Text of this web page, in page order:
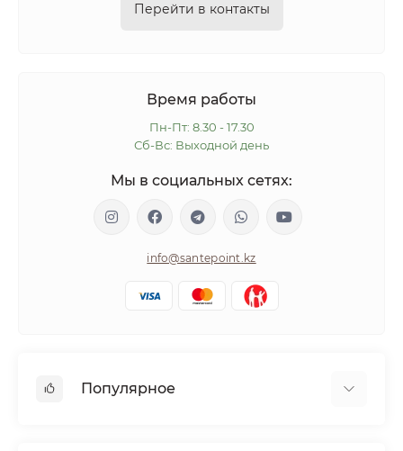
Перейти в контакты
Время работы
Пн-Пт: 8.30 - 17.30
Сб-Вс: Выходной день
Мы в социальных сетях:
info@santepoint.kz
Популярное